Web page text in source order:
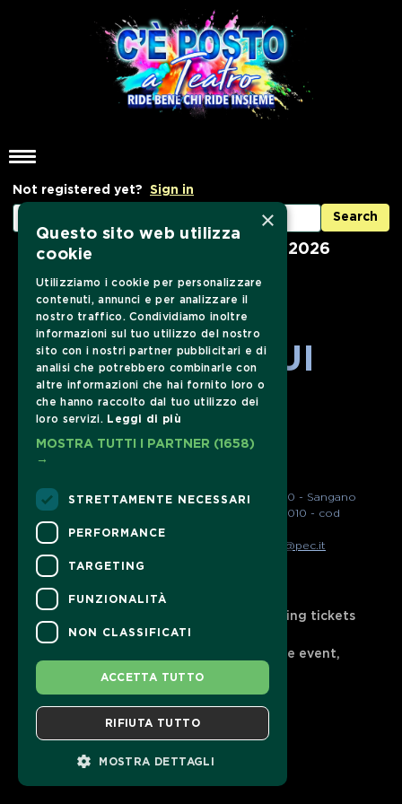
Not registered yet? Sign in
On sale from 1 September 2026
SEGUICI SUI
SOCIAL
Associazione Sparkly A.P.S. - Via Trana 22 10090 - Sangano
(To) - CF 95651290017 - PARTITA IVA 13296460010 - cod
univoco M5UXCR1
Email
sparkly.aps@pec.it
CONTACTS
For information and support in purchasing tickets
Click here
For information on the program and the event,
contact the organizer .
Accessibility statement
×
Questo sito web utilizza
cookie
Utilizziamo i cookie per personalizzare
contenuti, annunci e per analizzare il
nostro traffico. Condividiamo inoltre
informazioni sul tuo utilizzo del nostro
sito con i nostri partner pubblicitari e di
analisi che potrebbero combinarle con
altre informazioni che hai fornito loro o
che hanno raccolto dal tuo utilizzo dei
loro servizi. Leggi di più
MOSTRA TUTTI I PARTNER (1658)
→
STRETTAMENTE NECESSARI
PERFORMANCE
TARGETING
FUNZIONALITÀ
NON CLASSIFICATI
ACCETTA TUTTO
RIFIUTA TUTTO
MOSTRA DETTAGLI